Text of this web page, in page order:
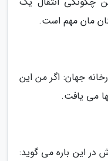
مان مهم است.
جهان: اگر من این
می یافت.
در این باره می گوید: